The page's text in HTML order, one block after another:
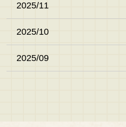
2025/11
2025/10
2025/09